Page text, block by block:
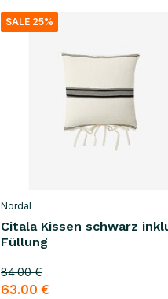
SALE 25%
Nordal
Citala Kissen schwarz
Füllung
84.00 €
63.00 €